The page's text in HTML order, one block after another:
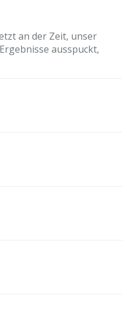
an der Zeit, unser
ausspuckt,